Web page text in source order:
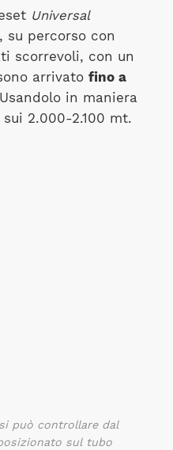
Universal
su percorso con
scorrevoli, con un
arrivato fino a
in maniera
2.000-2.100 mt.
può controllare dal
sul tubo